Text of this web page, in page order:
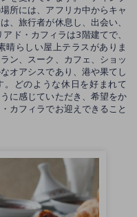
所には、アフリカ中からキャ
、旅行者が休息し、出会い、
ド・カフィラは3階建てで、
晴らしい屋上テラスがありま
ン、スーク、カフェ、ショッ
オアシスであり、港や果てし
どのような休日を好まれて
に感じていただき、希望をか
カフィラでお迎えできること